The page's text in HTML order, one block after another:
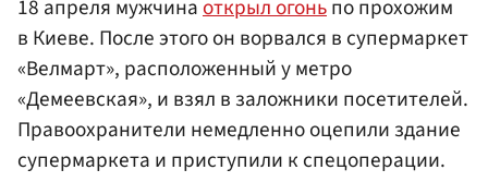
18 апреля мужчина открыл огоньпо прохожим
в Киеве. После этого он ворвался в супермаркет
«Велмарт», расположенный у метро
«Демеевская», и взял в заложники посетителей.
Правоохранители немедленно оцепили здание
супермаркета и приступили к спецоперации.